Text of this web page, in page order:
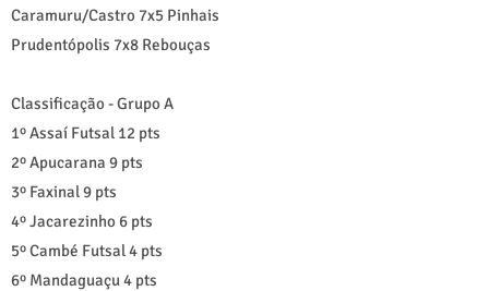
Caramuru/Castro 7x5 Pinhais
Prudentópolis 7x8 Rebouças
Classificação - Grupo A
1º Assaí Futsal 12 pts
2º Apucarana 9 pts
3º Faxinal 9 pts
4º Jacarezinho 6 pts
5º Cambé Futsal 4 pts
6º Mandaguaçu 4 pts